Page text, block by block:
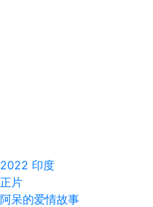
2022 印度
正片
阿呆的爱情故事